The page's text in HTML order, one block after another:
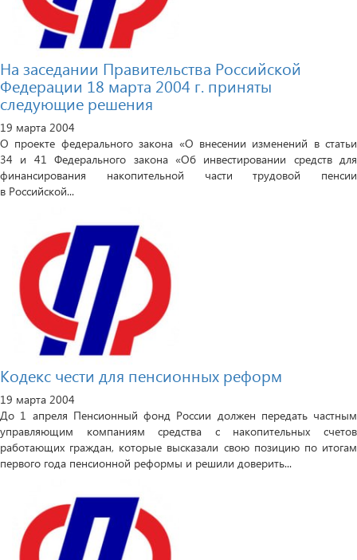
На заседании Правительства Российской
Федерации 18 марта 2004 г. приняты
следующие решения
19 марта 2004
О проекте федерального закона «О внесении изменений в статьи
34 и 41 Федерального закона «Об инвестировании средств для
финансирования накопительной части трудовой пенсии
в Российской...
Кодекс чести для пенсионных реформ
19 марта 2004
До 1 апреля Пенсионный фонд России должен передать частным
управляющим компаниям средства с накопительных счетов
работающих граждан, которые высказали свою позицию по итогам
первого года пенсионной реформы и решили доверить...